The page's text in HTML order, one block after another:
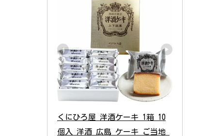
くにひろ屋 洋酒ケーキ 1箱 10
個入 洋酒 広島 ケーキ ご当地